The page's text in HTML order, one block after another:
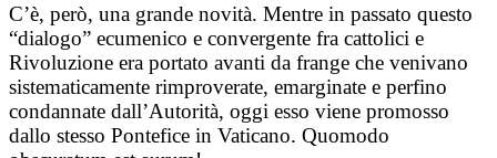
C’è, però, una grande novità. Mentre in passato questo
“dialogo” ecumenico e convergente fra cattolici e
Rivoluzione era portato avanti da frange che venivano
sistematicamente rimproverate, emarginate e perfino
condannate dall’Autorità, oggi esso viene promosso
dallo stesso Pontefice in Vaticano. Quomodo